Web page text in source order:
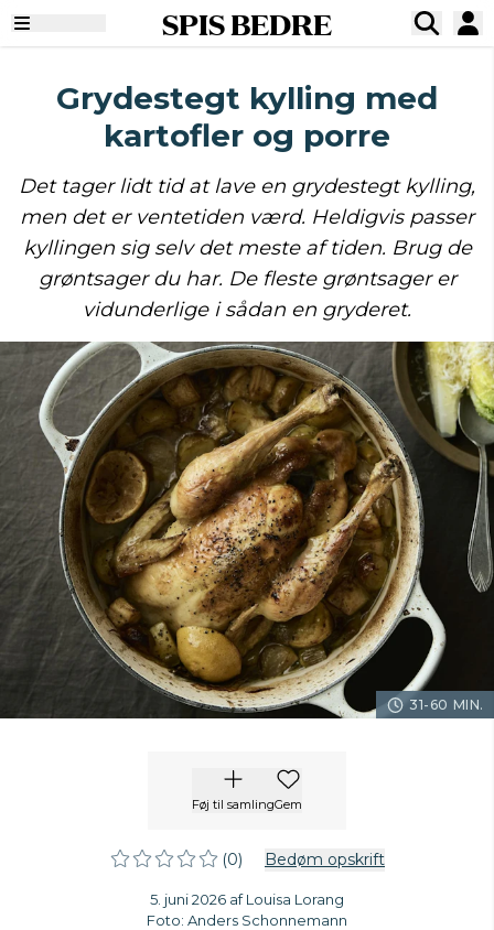
SPIS BEDRE
Grydestegt kylling med
kartofler og porre
Det tager lidt tid at lave en grydestegt kylling,
men det er ventetiden værd. Heldigvis passer
kyllingen sig selv det meste af tiden. Brug de
grøntsager du har. De fleste grøntsager er
vidunderlige i sådan en gryderet.
31-60 MIN.
Føj til samlingGem
(0) Bedøm opskrift
5. juni 2026 af Louisa Lorang
Foto: Anders Schonnemann